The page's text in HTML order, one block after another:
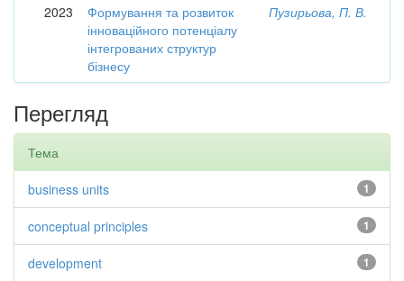
2023
Формування та розвиток
інноваційного потенціалу
інтегрованих структур
бізнесу
Пузирьова, П. В.
Перегляд
Тема
1
business units
1
conceptual principles
1
development